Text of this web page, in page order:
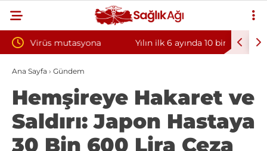
Yılın ilk 6 ayında 10 bini aşkın hasta hiperbarik
oksijen tedavisinden yararlandı
Diş eti
Ana Sayfa › Gündem
Hemşireye Hakaret ve
Saldırı: Japon Hastaya
30 Bin 600 Lira Ceza